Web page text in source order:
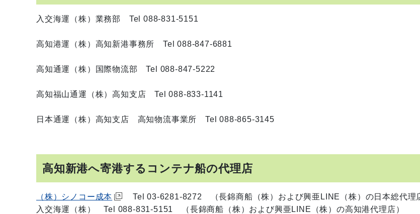
入交海運（株）業務部 Tel 088-831-5151
高知港運（株）高知新港事務所 Tel 088-847-6881
高知通運（株）国際物流部 Tel 088-847-5222
高知福山通運（株）高知支店 Tel 088-833-1141
日本通運（株）高知支店 高知物流事業所 Tel 088-865-3145
高知新港へ寄港するコンテナ船の代理店
（株）シノコー成本
Tel 03-6281-8272 （長錦商船（株）および興亜LINE（株）の日本総代理
入交海運（株） Tel 088-831-5151 （長錦商船（株）および興亜LINE（株）の高知港代理店）